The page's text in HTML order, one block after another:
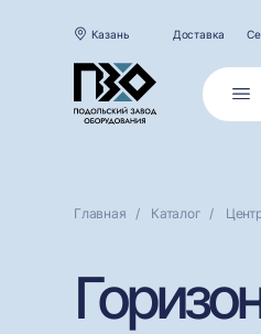
Казань Доставка
Главная Каталог